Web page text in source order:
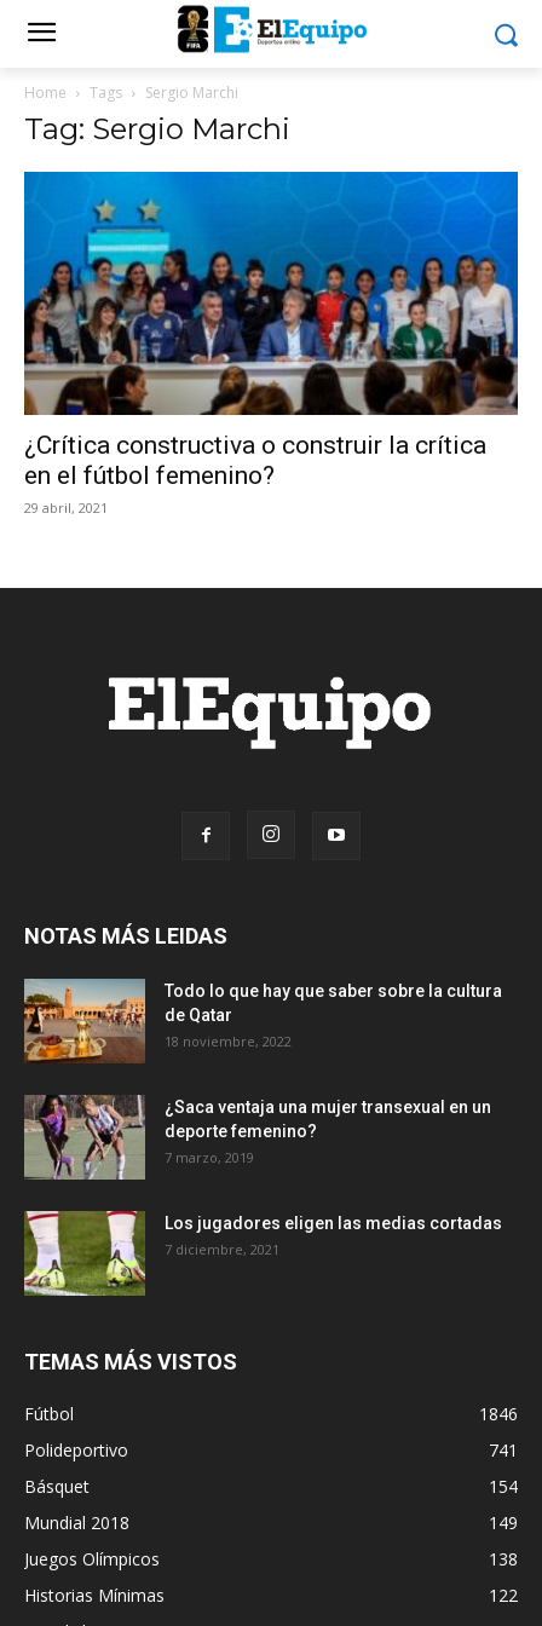
Home Tags Sergio Marchi
Tag: Sergio Marchi
¿Crítica constructiva o construir la crítica
en el fútbol femenino?
29 abril, 2021
NOTAS MÁS LEIDAS
Todo lo que hay que saber sobre la cultura
de Qatar
18 noviembre, 2022
¿Saca ventaja una mujer transexual en un
deporte femenino?
7 marzo, 2019
Los jugadores eligen las medias cortadas
7 diciembre, 2021
TEMAS MÁS VISTOS
Fútbol
1846
Polideportivo
741
Básquet
154
Mundial 2018
149
Juegos Olímpicos
138
Historias Mínimas
122